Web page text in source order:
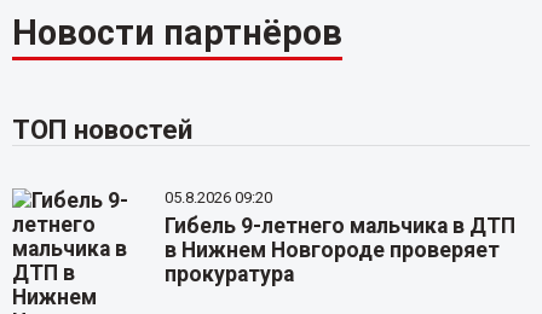
Новости партнёров
ТОП новостей
05.8.2026 09:20
Гибель 9-летнего мальчика в ДТП
в Нижнем Новгороде проверяет
прокуратура